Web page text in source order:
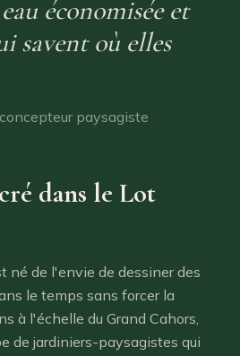
économisée et
savent où elles
paysagiste
dans le Lot
né de l'envie de dessiner des
le temps sans forcer la
à l'échelle du Grand Cahors,
de jardiniers-paysagistes qui